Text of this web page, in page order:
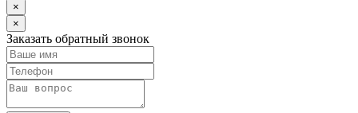
×
×
Заказать обратный звонок